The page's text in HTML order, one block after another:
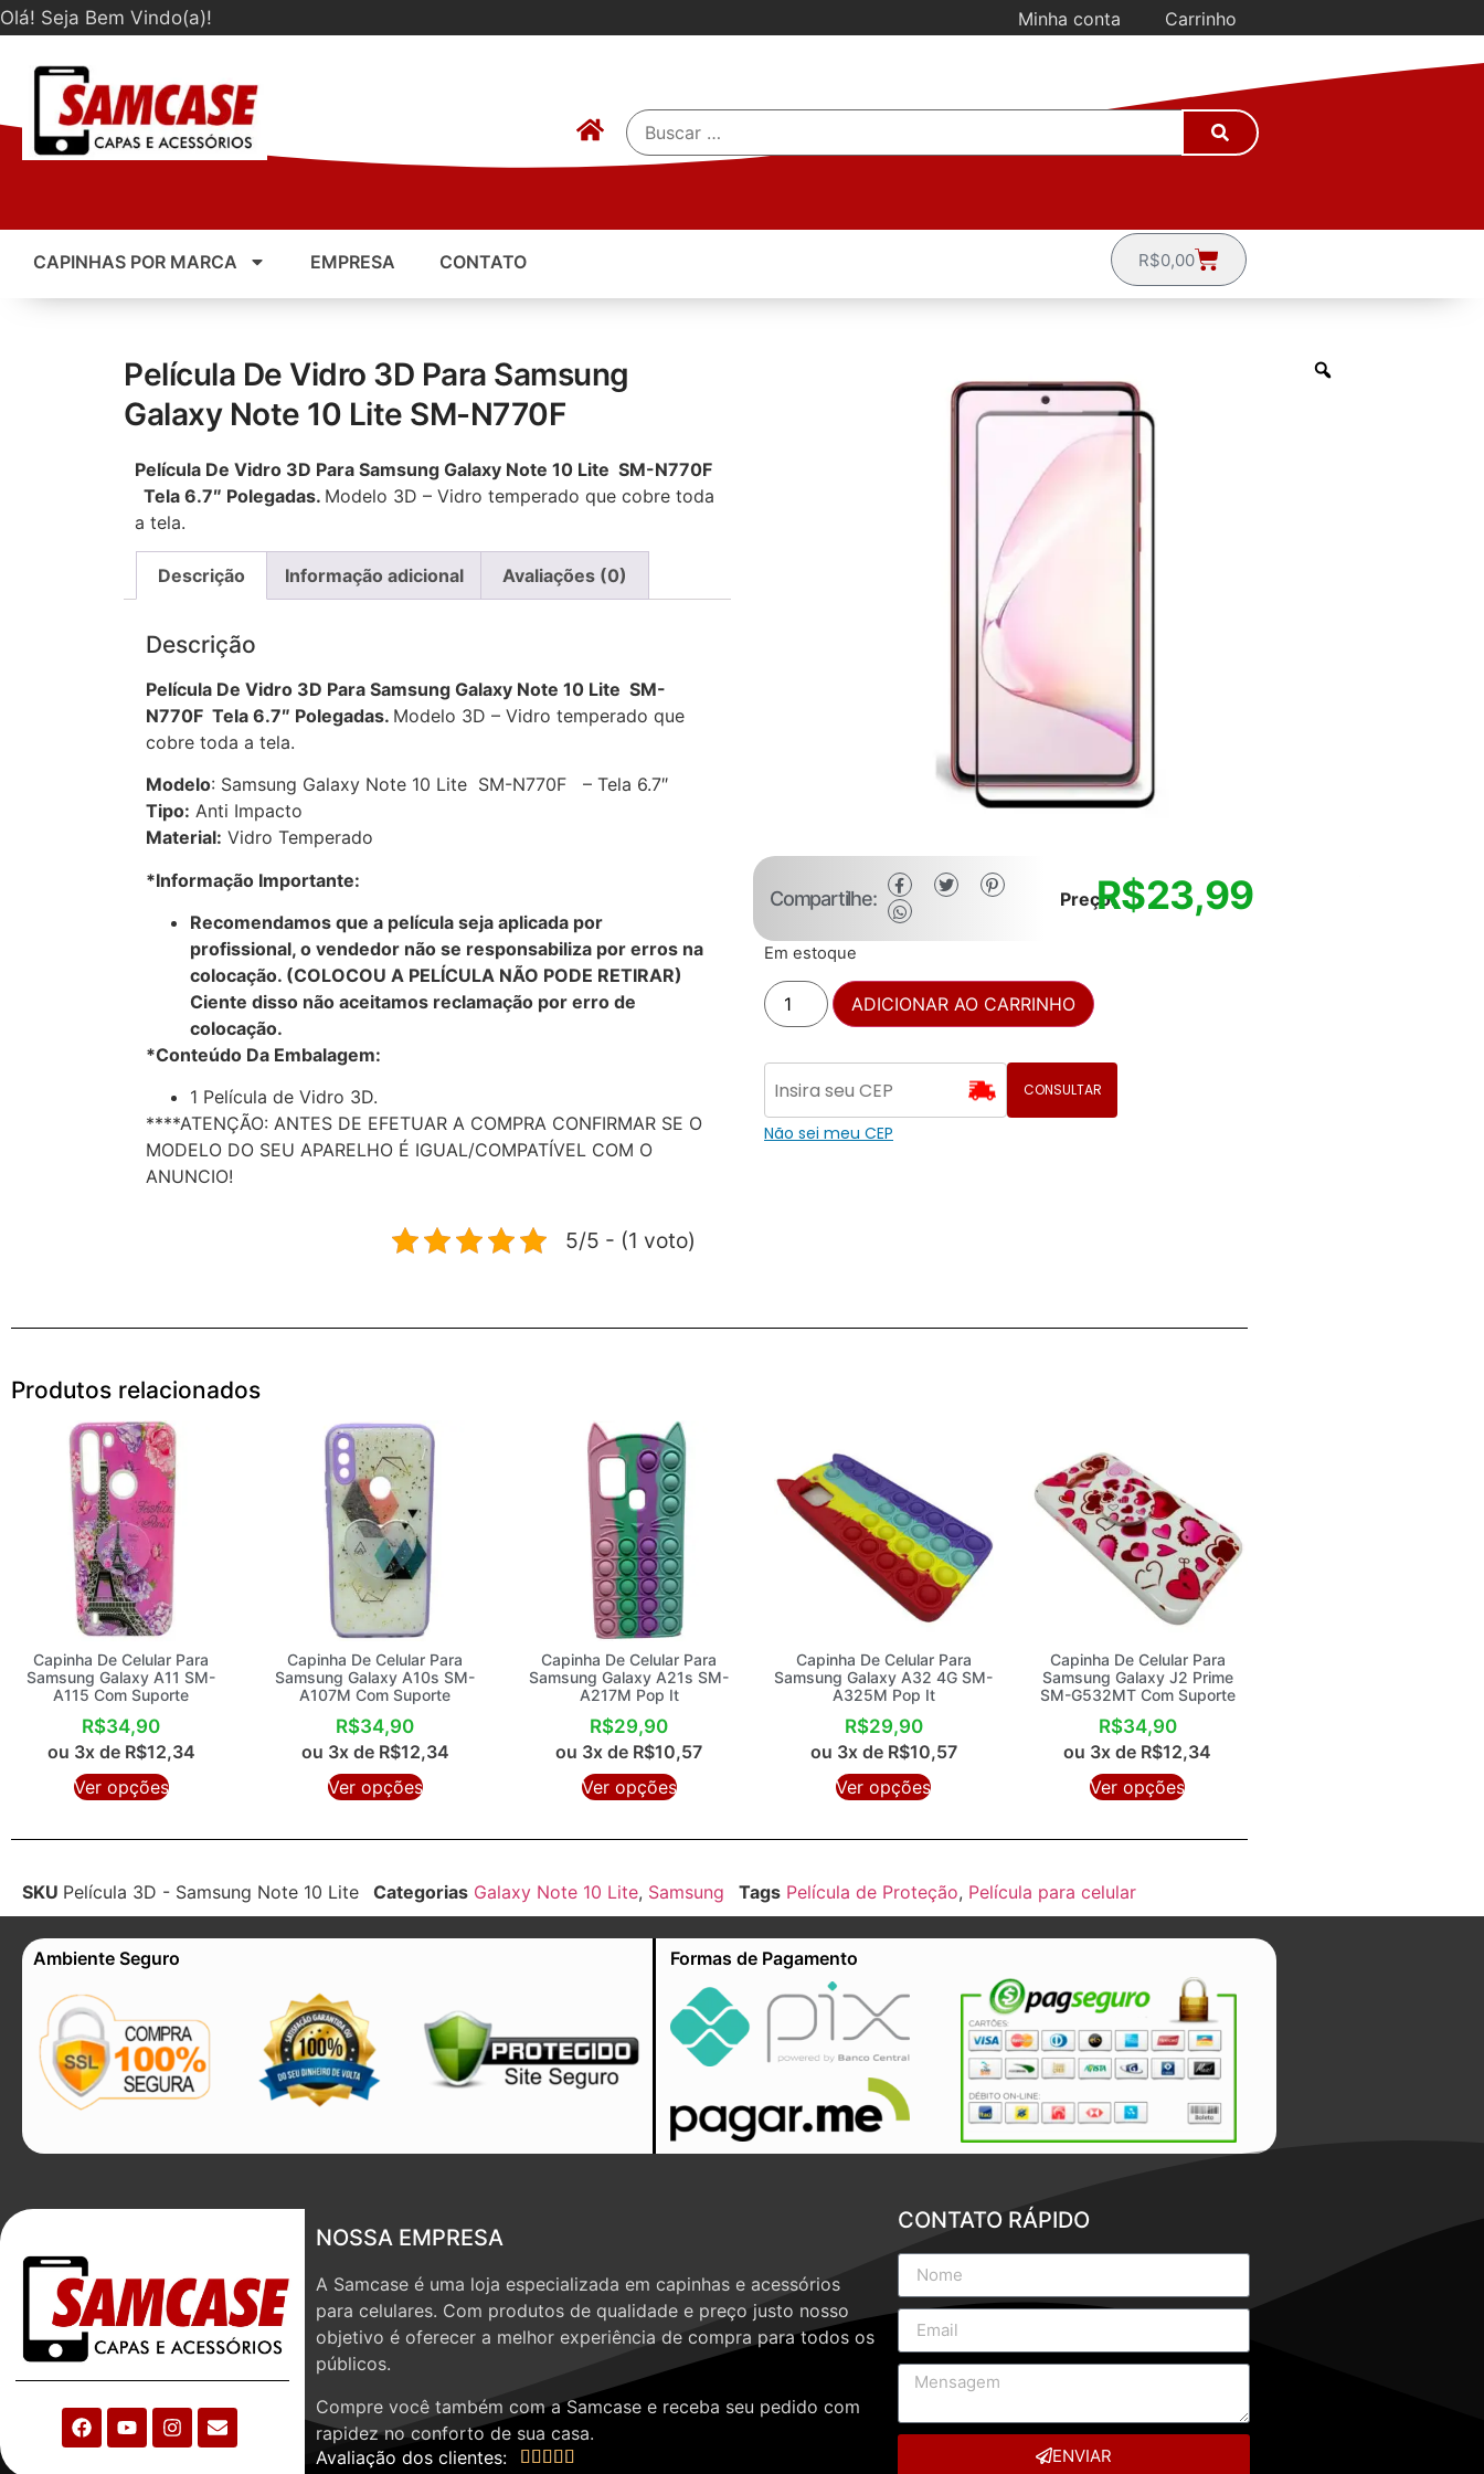
Olá! Seja Bem Vindo(a)! Minha conta Carrinho
CAPINHAS POR MARCA EMPRESA CONTATO R$0,00
Película De Vidro 3D Para Samsung
Galaxy Note 10 Lite SM-N770F
Película De Vidro 3D Para Samsung Galaxy Note 10 Lite SM-N770F
Tela 6.7″ Polegadas. Modelo 3D – Vidro temperado que cobre toda
a tela.
Descrição Informação adicional Avaliações (0)
Descrição
Película De Vidro 3D Para Samsung Galaxy Note 10 Lite SM-
N770F Tela 6.7″ Polegadas. Modelo 3D – Vidro temperado que
cobre toda a tela.
Modelo: Samsung Galaxy Note 10 Lite SM-N770F – Tela 6.7″
Tipo: Anti Impacto
Material: Vidro Temperado
*Informação Importante:
Recomendamos que a película seja aplicada por
profissional, o vendedor não se responsabiliza por erros na
colocação. (COLOCOU A PELÍCULA NÃO PODE RETIRAR)
Ciente disso não aceitamos reclamação por erro de
colocação.
*Conteúdo Da Embalagem:
1 Película de Vidro 3D.
****ATENÇÃO: ANTES DE EFETUAR A COMPRA CONFIRMAR SE O
MODELO DO SEU APARELHO É IGUAL/COMPATÍVEL COM O
ANUNCIO!
5/5 - (1 voto)
Preço:
Compartilhe: R$23,99
Em estoque
ADICIONAR AO CARRINHO
CONSULTAR
Não sei meu CEP
Produtos relacionados
Capinha De Celular Para
Samsung Galaxy A11 SM-
A115 Com Suporte
R$34,90
ou 3x de R$12,34
Ver opções
Capinha De Celular Para
Samsung Galaxy A10s SM-
A107M Com Suporte
R$34,90
ou 3x de R$12,34
Ver opções
Capinha De Celular Para
Samsung Galaxy A21s SM-
A217M Pop It
R$29,90
ou 3x de R$10,57
Ver opções
Capinha De Celular Para
Samsung Galaxy A32 4G SM-
A325M Pop It
R$29,90
ou 3x de R$10,57
Ver opções
Capinha De Celular Para
Samsung Galaxy J2 Prime
SM-G532MT Com Suporte
R$34,90
ou 3x de R$12,34
Ver opções
SKU Película 3D - Samsung Note 10 Lite Categorias Galaxy Note 10 Lite, Samsung Tags Película de Proteção, Película para celular
Ambiente Seguro Formas de Pagamento
NOSSA EMPRESA
A Samcase é uma loja especializada em capinhas e acessórios
para celulares. Com produtos de qualidade e preço justo nosso
objetivo é oferecer a melhor experiência de compra para todos os
públicos.
Compre você também com a Samcase e receba seu pedido com
rapidez no conforto de sua casa.
Avaliação dos clientes:
    
CONTATO RÁPIDO
ENVIAR